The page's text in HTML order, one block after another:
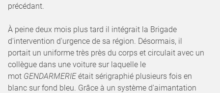
précédant.
À peine deux mois plus tard il intégrait la Brigade
d'intervention d'urgence de sa région. Désormais, il
portait un uniforme très près du corps et circulait avec un
collègue dans une voiture sur laquelle le
mot GENDARMERIEétait sérigraphié plusieurs fois en
blanc sur fond bleu. Grâce à un système d'aimantation